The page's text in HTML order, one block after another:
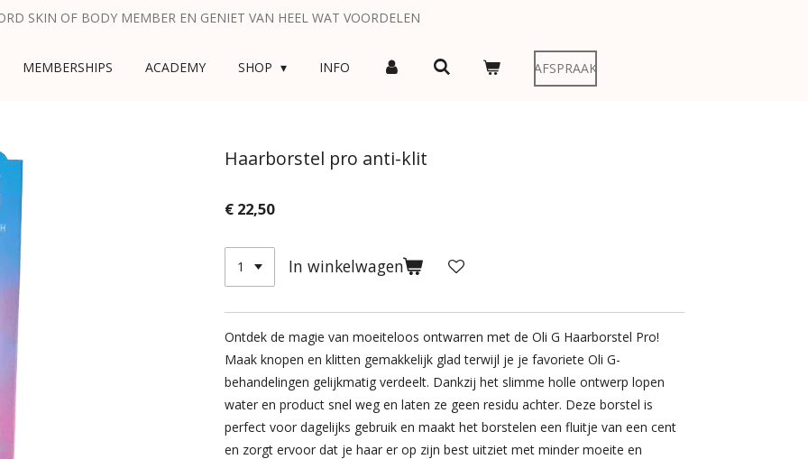
SKIN OF BODY MEMBER EN GENIET VAN HEEL WAT VOORDELEN
MEMBERSHIPS ACADEMY SHOP INFO AFSPRAAK
Haarborstel pro anti-klit
€ 22,50
In winkelwagen
Ontdek de magie van moeiteloos ontwarren met de Oli G Haarborstel Pro!
Maak knopen en klitten gemakkelijk glad terwijl je je favoriete Oli G-
behandelingen gelijkmatig verdeelt. Dankzij het slimme holle ontwerp lopen
water en product snel weg en laten ze geen residu achter. Deze borstel is
perfect voor dagelijks gebruik en maakt het borstelen een fluitje van een cent
en zorgt ervoor dat je haar er op zijn best uitziet met minder moeite en